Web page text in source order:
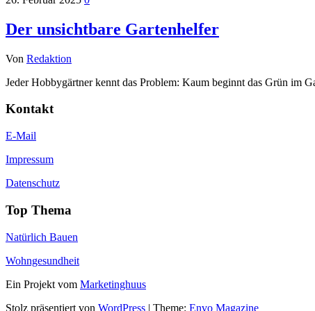
Der unsichtbare Gartenhelfer
Von Redaktion
Jeder Hobbygärtner kennt das Problem: Kaum beginnt das Grün im
Kontakt
E-Mail
Impressum
Datenschutz
Top Thema
Natürlich Bauen
Wohngesundheit
Ein Projekt vom Marketinghuus
Stolz präsentiert von WordPress | Theme: Envo Magazine